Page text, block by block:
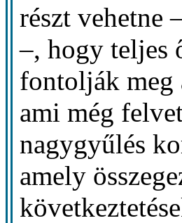
részt vehetne
–, hogy teljes
fontolják meg
ami még
nagygyűlés
amely